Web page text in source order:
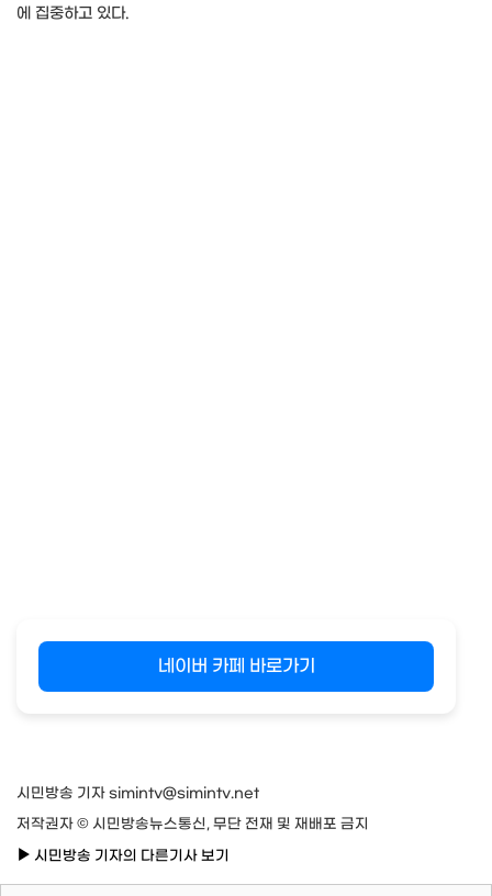
에 집중하고 있다.
네이버 카페 바로가기
시민방송 기자 simintv@simintv.net
저작권자 © 시민방송뉴스통신, 무단 전재 및 재배포 금지
시민방송 기자의 다른기사 보기